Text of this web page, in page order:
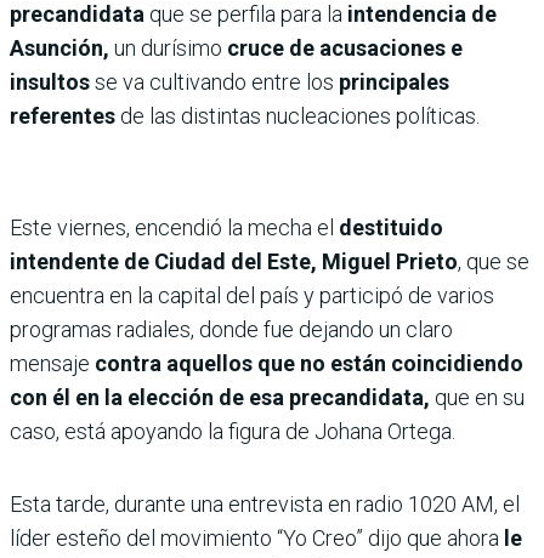
precandidata que se perfila para la intendencia de
Asunción, un durísimo cruce de acusaciones e
insultosse va cultivando entre los principales
referentes de las distintas nucleaciones políticas.
Este viernes, encendió la mecha el destituido
intendente de Ciudad del Este, Miguel Prieto, que se
encuentra en la capital del país y participó de varios
programas radiales, donde fue dejando un claro
mensaje contra aquellos que no están coincidiendo
con él en la elección de esa precandidata, que en su
caso, está apoyando la figura de Johana Ortega.
Esta tarde, durante una entrevista en radio 1020 AM, el
líder esteño del movimiento “Yo Creo” dijo que ahora le